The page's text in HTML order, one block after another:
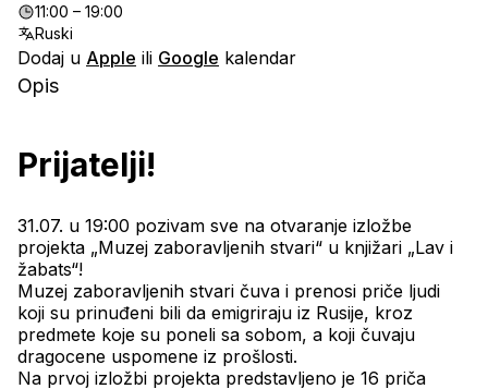
11:00 – 19:00
Ruski
Dodaj u Apple ili Google kalendar
Opis
Prijatelji!
31.07. u 19:00 pozivam sve na otvaranje izložbe
projekta „Muzej zaboravljenih stvari“ u knjižari „Lav i
žabats“!
Muzej zaboravljenih stvari čuva i prenosi priče ljudi
koji su prinuđeni bili da emigriraju iz Rusije, kroz
predmete koje su poneli sa sobom, a koji čuvaju
dragocene uspomene iz prošlosti.
Na prvoj izložbi projekta predstavljeno je 16 priča